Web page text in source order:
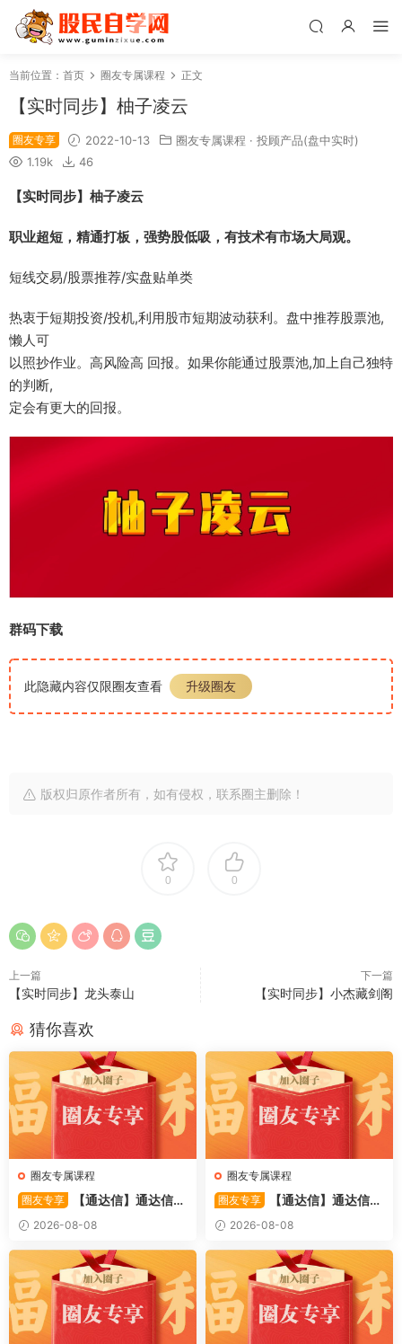
当前位置： 首页 圈友专属课程 正文
【实时同步】柚子凌云
圈友专享 2022-10-13 圈友专属课程 · 投顾产品(盘中实时)
1.19k
46
【实时同步】柚子凌云
职业超短，精通打板，强势股低吸，有技术有市场大局观。
短线交易/股票推荐/实盘贴单类
热衷于短期投资/投机,利用股市短期波动获利。盘中推荐股票池,
懒人可
以照抄作业。高风险高 回报。如果你能通过股票池,加上自己独特
的判断,
定会有更大的回报。
群码下载
此隐藏内容仅限圈友查看 升级圈友
版权归原作者所有，如有侵权，联系圈主删除！
0 0
上一篇
【实时同步】龙头泰山
下一篇
【实时同步】小杰藏剑阁
猜你喜欢
圈友专属课程
圈友专享
【通达信】通达信
〖备战龙妖〗副图/选股 精准
捕捉龙头启动进场信号 源码
2026-08-08
圈友专属课程
圈友专享
【通达信】通达信
〖重心突破〗主副图/选股 捕
捉股价在特定形态下的反转与
启动信号 源码
2026-08-08